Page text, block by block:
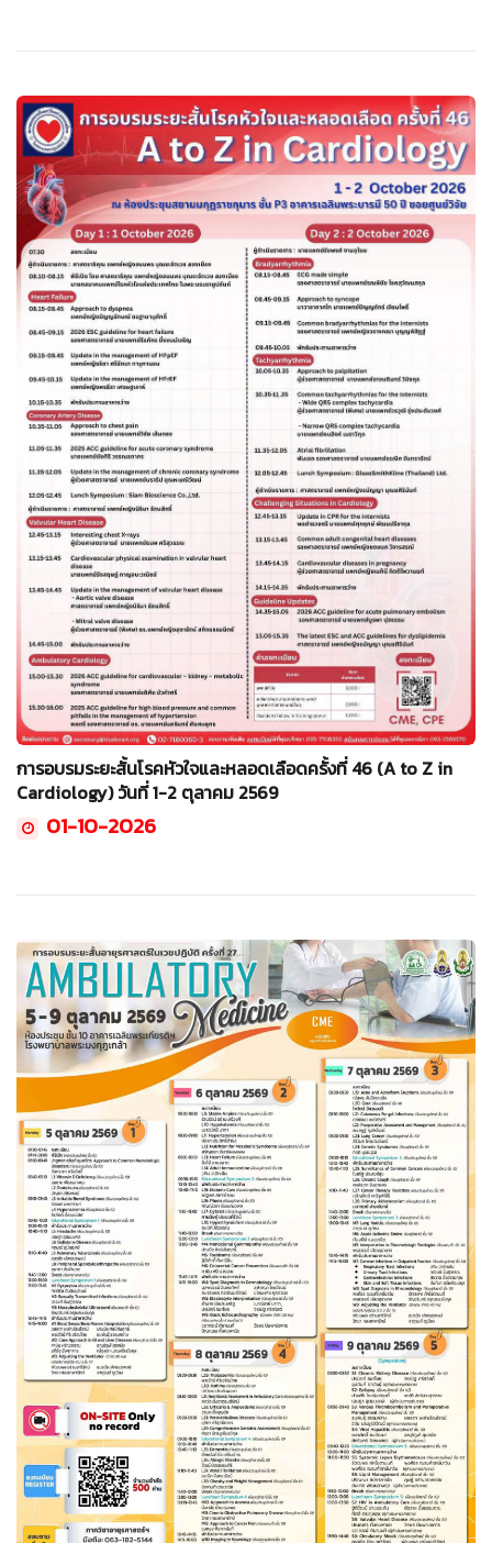
การอบรมระยะสั้นโรคหัวใจและหลอดเลือดครั้งที่ 46 (A to Z in
Cardiology) วันที่ 1-2 ตุลาคม 2569
01-10-2026